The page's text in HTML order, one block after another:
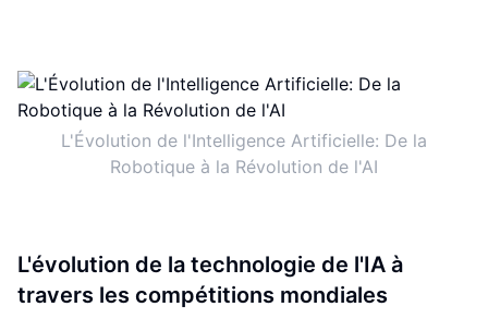
L'Évolution de l'Intelligence Artificielle: De la
Robotique à la Révolution de l'AI
L'évolution de la technologie de l'IA à
travers les compétitions mondiales